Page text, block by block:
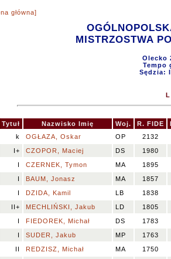
główna]
MISTRZOSTWA
Olecko
Tempo
Sędzia:
Tytuł Nazwisko Imię Woj. R. FIDE
k OGŁAZA, Oskar OP
2132
I+ CZOPOR, Maciej DS
1980
I CZERNEK, Tymon MA
1895
I BAUM, Jonasz MA
1857
I DZIDA, Kamil LB
1838
II+ MECHLIŃSKI, Jakub LD
1805
I FIEDOREK, Michał DS
1783
I SUDER, Jakub MP
1763
II REDZISZ, Michał MA
1750